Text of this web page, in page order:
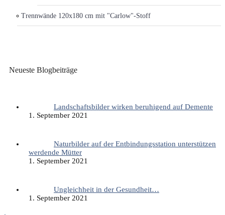
Trennwände 120x180 cm mit "Carlow"-Stoff
Neueste Blogbeiträge
Landschaftsbilder wirken beruhigend auf Demente
1. September 2021
Naturbilder auf der Entbindungsstation unterstützen
werdende Mütter
1. September 2021
Ungleichheit in der Gesundheit…
1. September 2021